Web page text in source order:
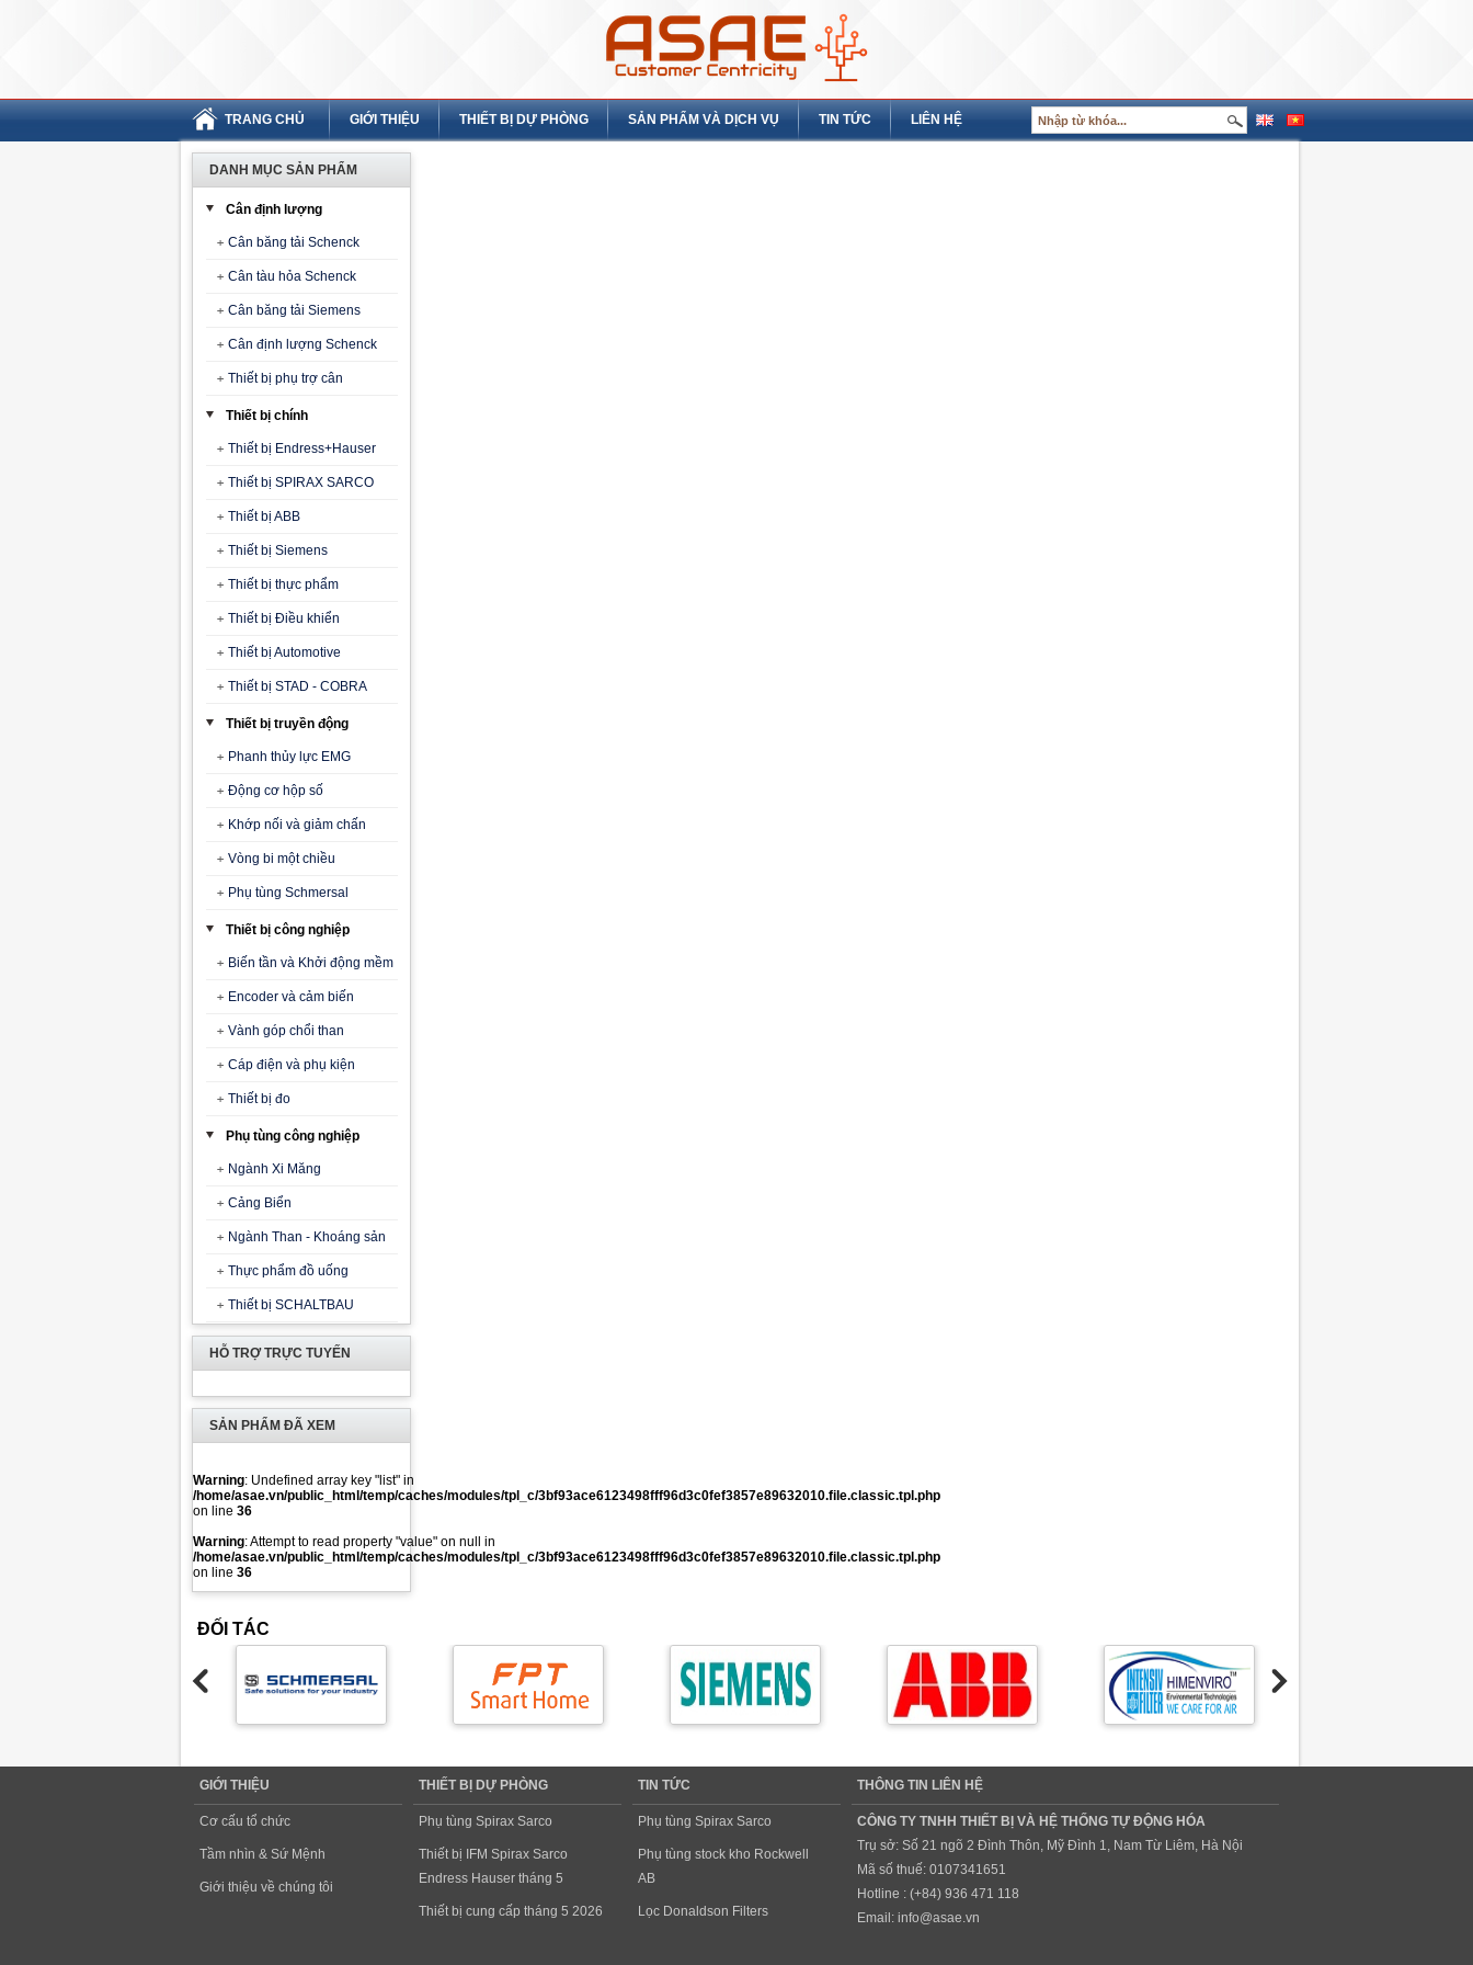
TRANG CHỦ GIỚI THIỆU THIẾT BỊ DỰ PHÒNG SẢN PHẨM VÀ DỊCH VỤ TIN TỨC LIÊN HỆ
DANH MỤC SẢN PHẨM
Cân định lượng
Cân băng tải Schenck
Cân tàu hỏa Schenck
Cân băng tải Siemens
Cân định lượng Schenck
Thiết bị phụ trợ cân
Thiết bị chính
Thiết bị Endress+Hauser
Thiết bị SPIRAX SARCO
Thiết bị ABB
Thiết bị Siemens
Thiết bị thực phẩm
Thiết bị Điều khiển
Thiết bị Automotive
Thiết bị STAD - COBRA
Thiết bị truyền động
Phanh thủy lực EMG
Động cơ hộp số
Khớp nối và giảm chấn
Vòng bi một chiều
Phụ tùng Schmersal
Thiết bị công nghiệp
Biến tần và Khởi động mềm
Encoder và cảm biến
Vành góp chổi than
Cáp điện và phụ kiện
Thiết bị đo
Phụ tùng công nghiệp
Ngành Xi Măng
Cảng Biển
Ngành Than - Khoáng sản
Thực phẩm đồ uống
Thiết bị SCHALTBAU
HỖ TRỢ TRỰC TUYẾN
SẢN PHẨM ĐÃ XEM
Warning: Undefined array key "list" in
/home/asae.vn/public_html/temp/caches/modules/tpl_c/3bf93ace6123498fff96d3c0fef3857e89632010.file.classic.tpl.php
on line 36
Warning: Attempt to read property "value" on null in
/home/asae.vn/public_html/temp/caches/modules/tpl_c/3bf93ace6123498fff96d3c0fef3857e89632010.file.classic.tpl.php
on line 36
ĐỐI TÁC
GIỚI THIỆU
Cơ cấu tổ chức
Tầm nhìn & Sứ Mệnh
Giới thiệu về chúng tôi
THIẾT BỊ DỰ PHÒNG
Phụ tùng Spirax Sarco
Thiết bị IFM Spirax Sarco
Endress Hauser tháng 5
Thiết bị cung cấp tháng 5 2026
TIN TỨC
Phụ tùng Spirax Sarco
Phụ tùng stock kho Rockwell
AB
Lọc Donaldson Filters
THÔNG TIN LIÊN HỆ
CÔNG TY TNHH THIẾT BỊ VÀ HỆ THỐNG TỰ ĐỘNG HÓA
Trụ sở: Số 21 ngõ 2 Đình Thôn, Mỹ Đình 1, Nam Từ Liêm, Hà Nội
Mã số thuế: 0107341651
Hotline : (+84) 936 471 118
Email: info@asae.vn